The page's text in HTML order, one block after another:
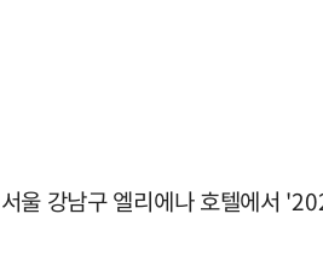
울 강남구 엘리에나 호텔에서